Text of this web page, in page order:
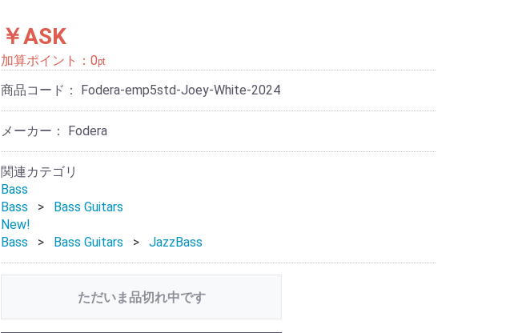
￥ASK
加算ポイント： 0pt
商品コード： Fodera-emp5std-Joey-White-2024
メーカー： Fodera
関連カテゴリ
Bass
Bass
Bass Guitars
New!
Bass
Bass Guitars JazzBass
ただいま品切れ中です